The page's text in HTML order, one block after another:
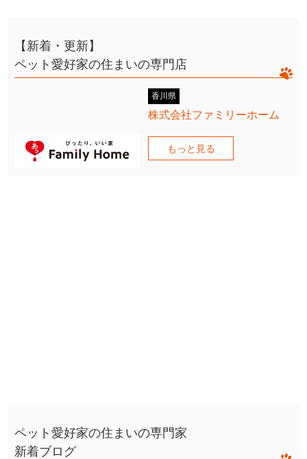
【新着・更新】
ペット愛好家の住まいの専門店
香川県
株式会社ファミリーホーム
もっと見る
ペット愛好家の住まいの専門家
新着ブログ